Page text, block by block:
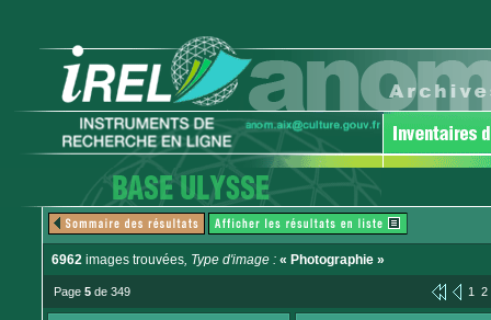
6962 images trouvées, Type d'image : « Photographie »
Page 5 de 349 1 2